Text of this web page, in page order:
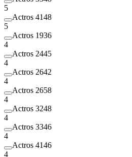
5
Actros 4148
5
Actros 1936
4
Actros 2445
4
Actros 2642
4
Actros 2658
4
Actros 3248
4
Actros 3346
4
Actros 4146
4